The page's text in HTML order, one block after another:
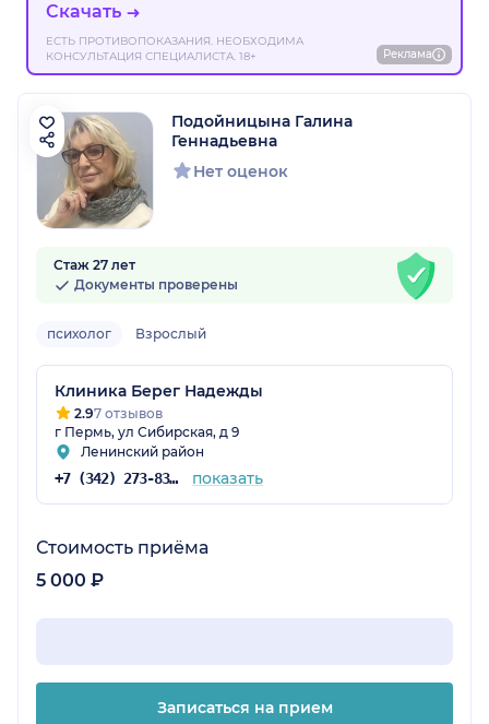
Скачать
ЕСТЬ ПРОТИВОПОКАЗАНИЯ. НЕОБХОДИМА
КОНСУЛЬТАЦИЯ СПЕЦИАЛИСТА. 18+
Реклама
Подойницына Галина
Геннадьевна
Нет оценок
Стаж 27 лет
Документы проверены
психолог Взрослый
Клиника Берег Надежды
2.97 отзывов
г Пермь, ул Сибирская, д 9
Ленинский район
+7 (342) 273-83-98 показать
Стоимость приёма
5 000 ₽
Записаться на прием